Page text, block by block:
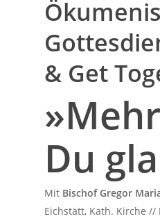
& Get
Du
Mit Bischof Gregor
Eichstätt, Kath. Kirche //